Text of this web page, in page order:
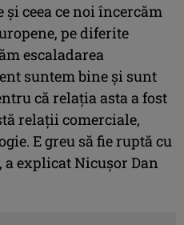
ceea ce noi încercăm
pe diferite
escaladarea
suntem bine și sunt
că relația asta a fost
relații comerciale,
E greu să fie ruptă cu
a explicat Nicușor Dan